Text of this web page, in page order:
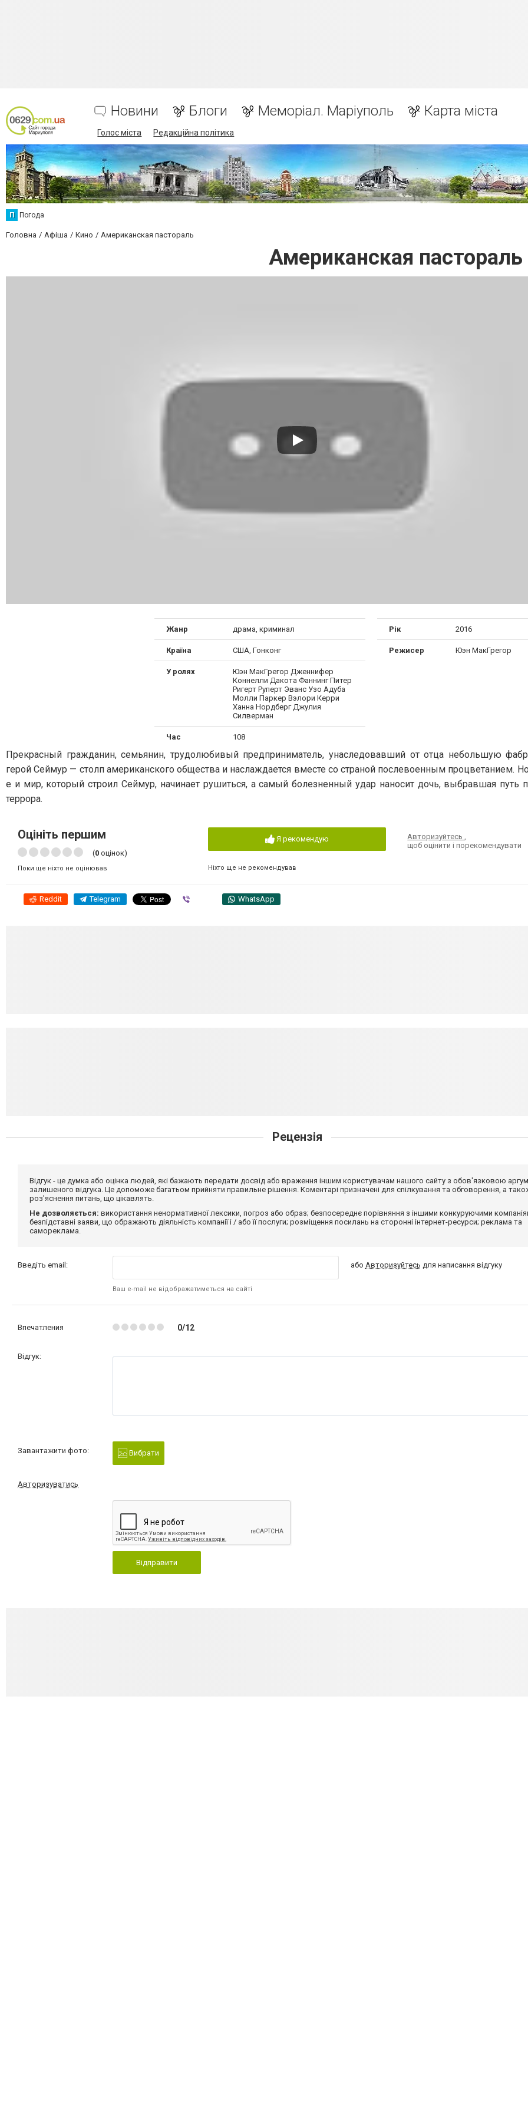
Новини Блоги Меморіал. Маріуполь Карта міста
Голос міста Редакційна політика
П Погода
Головна Афіша Кино Американская пастораль
Американская пастораль
Жанр драма, криминал
Країна США, Гонконг
У ролях
Юэн МакГрегор Дженнифер
Коннелли Дакота Фаннинг Питер
Ригерт Руперт Эванс Узо Адуба
Молли Паркер Вэлори Керри
Ханна Нордберг Джулия
Силверман
Рік 2016
Режисер Юэн МакГрегор
Час 108
Прекрасный гражданин, семьянин, трудолюбивый предприниматель, унаследовавший от отца небольшую
герой Сеймур — столп американского общества и наслаждается вместе со страной послевоенным процветанием.
е и мир, который строил Сеймур, начинает рушиться, а самый болезненный удар наносит дочь, выбравшая путь
террора.
Оцініть першим
(0 оцінок)
Поки ще ніхто не оцінював
Я рекомендую
Ніхто ще не рекомендував
Авторизуйтесь
щоб оцінити і порекомендувати
Reddit Telegram WhatsApp
Рецензія
Відгук - це думка або оцінка людей, які бажають передати досвід або враження іншим користувачам нашого сайту з обов'язковою
залишеного відгука. Це допоможе багатьом прийняти правильне рішення. Коментарі призначені для спілкування та обговорення, а
роз'яснення питань, що цікавлять.
Не дозволяється: використання ненормативної лексики, погроз або образ; безпосереднє порівняння з іншими конкуруючими
безпідставні заяви, що ображають діяльність компанії і / або її послуги; розміщення посилань на сторонні інтернет-ресурси; реклама та
самореклама.
Введіть email:
Ваш e-mail не відображатиметься на сайті
або Авторизуйтесь для написання відгуку
Впечатления 0/12
Відгук:
Завантажити фото: Вибрати
Авторизуватись
Відправити